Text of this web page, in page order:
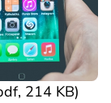
214 KB)